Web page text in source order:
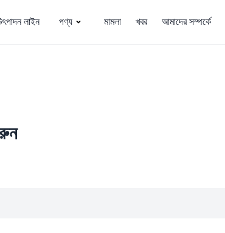
লাইন পণ্য মামলা খবর আমাদের সম্পর্কে